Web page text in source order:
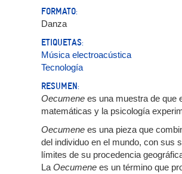
FORMATO:
Danza
ETIQUETAS:
Música electroacústica
Tecnología
RESUMEN:
Oecumenees una muestra de que
matemáticas y la psicología
Oecumenees una pieza que
del individuo en el mundo, con sus
límites de su procedencia
La Oecumenees un término que